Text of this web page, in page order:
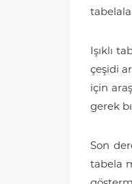
Işıklı
çeşidi
için
gerek
Son
tabela